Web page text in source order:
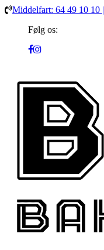
Middelfart: 64 49 10 10
Følg os: